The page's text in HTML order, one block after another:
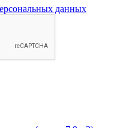
данных